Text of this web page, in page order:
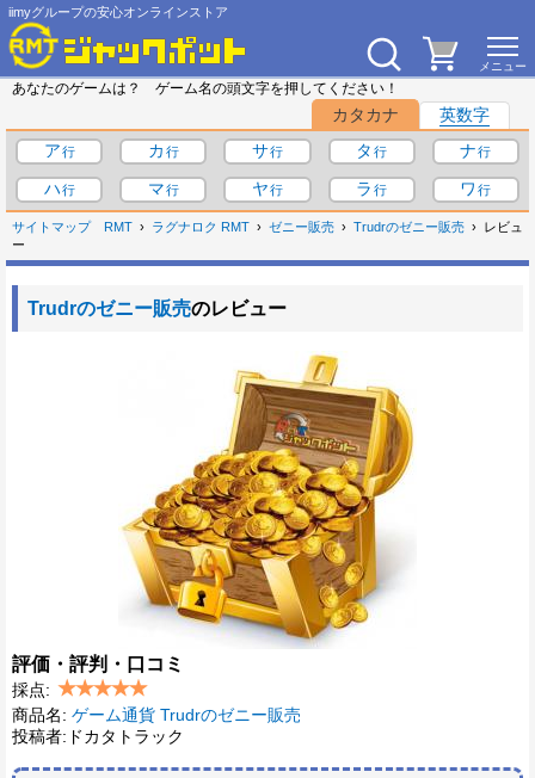
iimyグループの安心オンラインストア
あなたのゲームは？ ゲーム名の頭文字を押してください！
カタカナ
英数字
ア
カ サ タ
ナ
ハ
マ ヤ ラ ワ
サイトマップ RMT ラグナロク RMT ゼニー販売 Trudrのゼニー販売
レビュ
ー
Trudrのゼニー販売のレビュー
評価・評判・口コミ
採点:
商品名: ゲーム通貨 Trudrのゼニー販売
投稿者:ドカタトラック